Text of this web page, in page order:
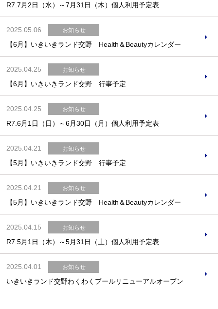
R7.7月2日（水）～7月31日（木）個人利用予定表
2025.05.06 お知らせ
【6月】いきいきランド交野 Health＆Beautyカレンダー
2025.04.25 お知らせ
【6月】いきいきランド交野 行事予定
2025.04.25 お知らせ
R7.6月1日（日）～6月30日（月）個人利用予定表
2025.04.21 お知らせ
【5月】いきいきランド交野 行事予定
2025.04.21 お知らせ
【5月】いきいきランド交野 Health＆Beautyカレンダー
2025.04.15 お知らせ
R7.5月1日（木）～5月31日（土）個人利用予定表
2025.04.01 お知らせ
いきいきランド交野わくわくプールリニューアルオープン